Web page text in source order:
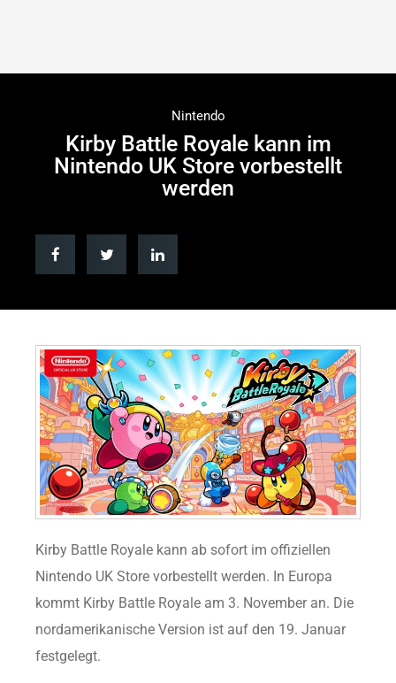
Nintendo
Kirby Battle Royale kann im
Nintendo UK Store vorbestellt
werden
Kirby Battle Royale kann ab sofort im offiziellen
Nintendo UK Store vorbestellt werden. In Europa
kommt Kirby Battle Royale am 3. November an. Die
nordamerikanische Version ist auf den 19. Januar
festgelegt.